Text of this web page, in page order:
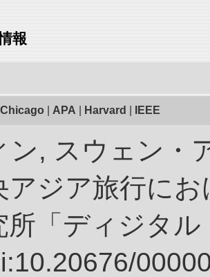
報
Chicago APA Harvard IEEE
ン, スウェン・
アジア旅行にお
所「ディジタ